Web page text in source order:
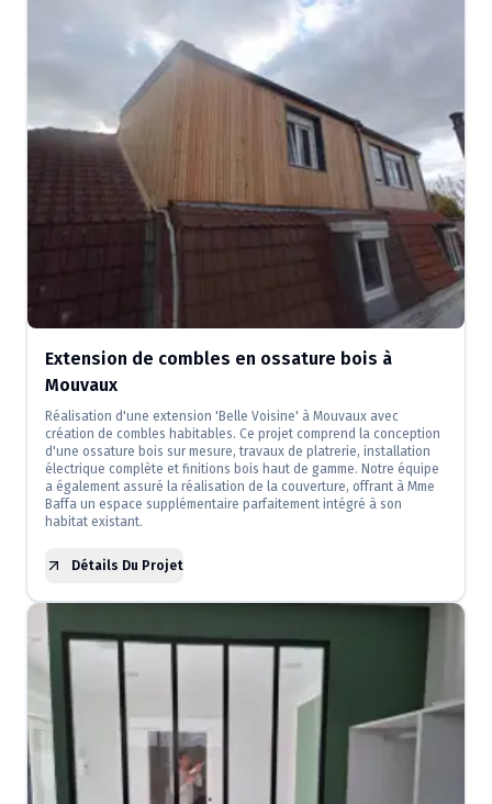
Extension de combles en ossature bois à
Mouvaux
Réalisation d'une extension 'Belle Voisine' à Mouvaux avec
création de combles habitables. Ce projet comprend la conception
d'une ossature bois sur mesure, travaux de platrerie, installation
électrique complète et finitions bois haut de gamme. Notre équipe
a également assuré la réalisation de la couverture, offrant à Mme
Baffa un espace supplémentaire parfaitement intégré à son
habitat existant.
Détails Du Projet